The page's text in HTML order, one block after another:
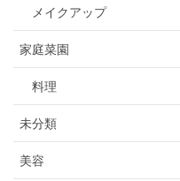
メイクアップ
家庭菜園
料理
未分類
美容